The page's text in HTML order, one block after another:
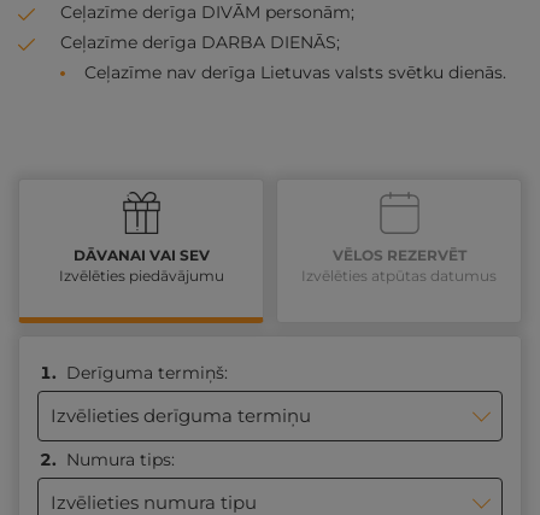
Ceļazīme derīga DIVĀM personām;
Ceļazīme derīga DARBA DIENĀS;
Ceļazīme nav derīga Lietuvas valsts svētku dienās.
VĒLOS REZERVĒT
Izvēlēties atpūtas datumus
DĀVANAI VAI SEV
Izvēlēties piedāvājumu
Derīguma termiņš:
Izvēlieties derīguma termiņu
Numura tips:
Izvēlieties numura tipu